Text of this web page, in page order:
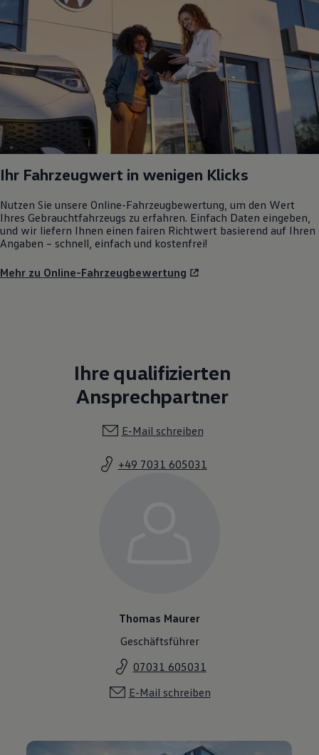
Ihr Fahrzeugwert in wenigen Klicks
Nutzen Sie unsere Online-Fahrzeugbewertung, um den Wert
Ihres Gebrauchtfahrzeugs zu erfahren. Einfach Daten eingeben,
und wir liefern Ihnen einen fairen Richtwert basierend auf Ihren
Angaben – schnell, einfach und kostenfrei!
Mehr zu Online-Fahrzeugbewertung
Ihre qualifizierten
Ansprechpartner
E-Mail schreiben
+49 7031 605031
Thomas Maurer
Geschäftsführer
07031 605031
E-Mail schreiben